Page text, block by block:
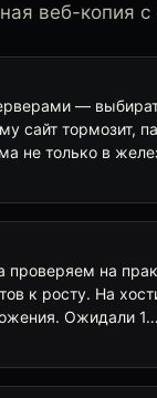
веб-копия
—
сайт тормозит,
не только в
проверяем на
к росту. На
Ожидали 1…